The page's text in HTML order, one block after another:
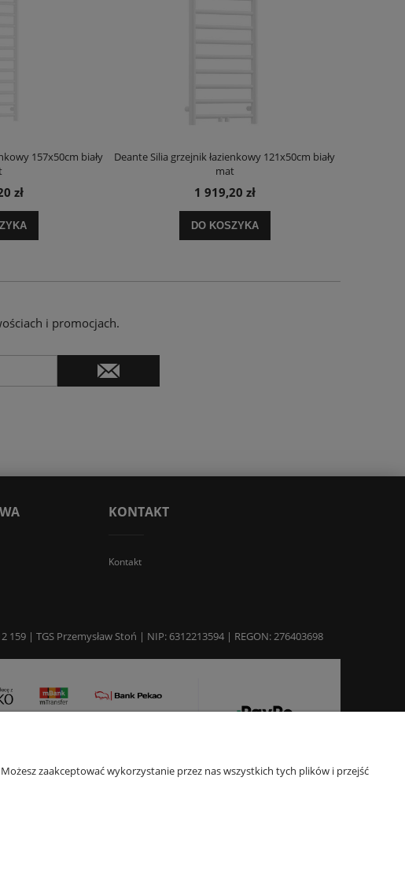
157x50cm biały
zł
Deante Silia grzejnik łazienkowy 121x50cm biały
mat
1 919,20 zł
DO KOSZYKA
i promocjach.
KONTAKT
Kontakt
| TGS Przemysław Stoń | NIP: 6312213594 | REGON: 276403698
zaakceptować wykorzystanie przez nas wszystkich tych plików i przejść